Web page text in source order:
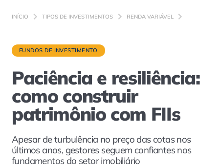
INÍCIO TIPOS DE INVESTIMENTOS RENDA VARIÁVEL
FUNDOS DE INVESTIMENTO
Paciência e resiliência:
como construir
patrimônio com FIIs
Apesar de turbulência no preço das cotas nos
últimos anos, gestores seguem confiantes nos
fundamentos do setor imobiliário